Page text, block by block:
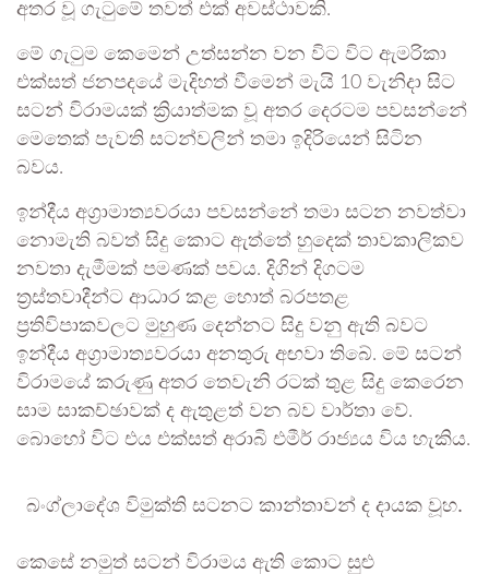
අතර වූ ගැටුමේ තවත් එක් අවස්ථාවකි.
මේ ගැටුම කෙමෙන් උත්සන්න වන විට විට ඇමරිකා
එක්සත් ජනපදයේ මැදිහත් වීමෙන් මැයි 10 වැනිදා සිට
සටන් විරාමයක් ක්‍රියාත්මක වූ අතර දෙරටම පවසන්නේ
මෙතෙක් පැවති සටන්වලින් තමා ඉදිරියෙන් සිටින
බවය.
ඉන්දීය අග්‍රාමාත්‍යවරයා පවසන්නේ තමා සටන නවත්වා
නොමැති බවත් සිදු කොට ඇත්තේ හුදෙක් තාවකාලිකව
නවතා දැමීමක් පමණක් පවය. දිගින් දිගටම
ත්‍රස්තවාදීන්ට ආධාර කළ හොත් බරපතළ
ප්‍රතිවිපාකවලට මුහුණ දෙන්නට සිදු වනු ඇති බවට
ඉන්දීය අග්‍රාමාත්‍යවරයා අනතුරු අඟවා තිබේ. මේ සටන්
විරාමයේ කරුණු අතර තෙවැනි රටක් තුළ සිදු කෙරෙන
සාම සාකච්ඡාවක් ද ඇතුළත් වන බව වාර්තා වේ.
බොහෝ විට එය එක්සත් අරාබි එමීර් රාජ්‍යය විය හැකිය.
බංග්ලාදේශ විමුක්ති සටනට කාන්තාවන් ද දායක වූහ.
කෙසේ නමුත් සටන් විරාමය ඇති කොට සුළු